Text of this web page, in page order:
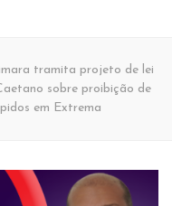
tramita projeto de lei
sobre proibição de
em Extrema